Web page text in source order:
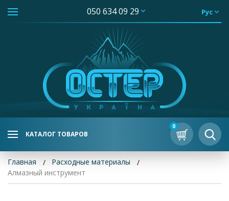
050 634 09 29 Рус
КАТАЛОГ ТОВАРОВ
0
Главная
Расходные материалы
Алмазный инструмент